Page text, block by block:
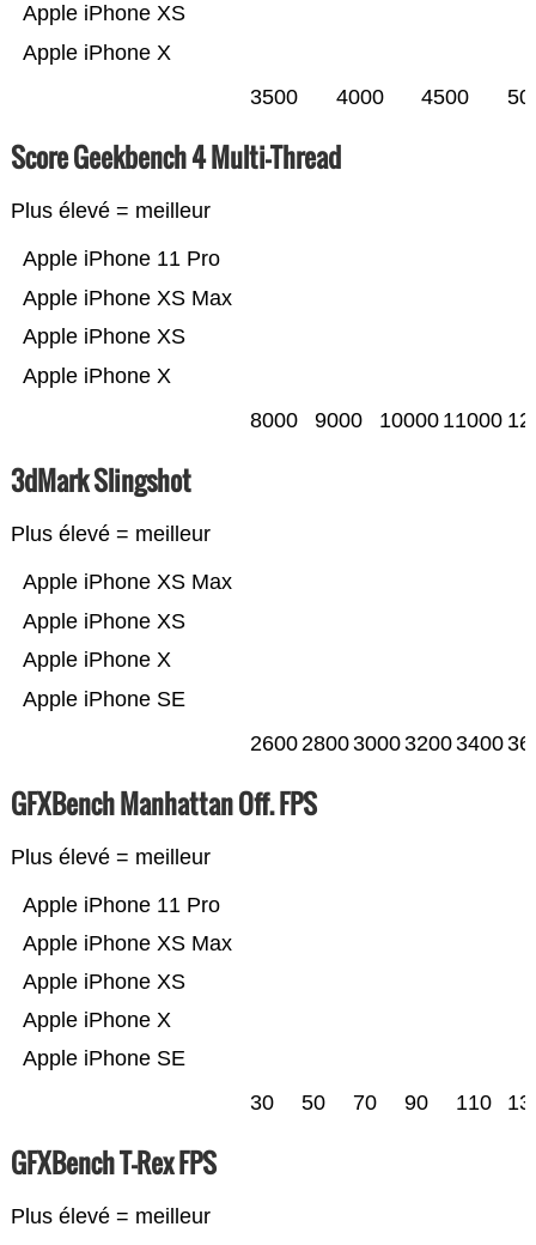
Apple iPhone X
Apple iPhone XS
3500 4000 4500
Score Geekbench 4 Multi-Thread
Plus élevé = meilleur
Apple iPhone X
Apple iPhone XS
Apple iPhone XS Max
Apple iPhone 11 Pro
8000 9000 10000 11000
3dMark Slingshot
Plus élevé = meilleur
Apple iPhone SE
Apple iPhone X
Apple iPhone XS
Apple iPhone XS Max
26002800300032003400
GFXBench Manhattan Off. FPS
Plus élevé = meilleur
Apple iPhone SE
Apple iPhone X
Apple iPhone XS
Apple iPhone XS Max
Apple iPhone 11 Pro
30 50 70 90 110
GFXBench T-Rex FPS
Plus élevé = meilleur